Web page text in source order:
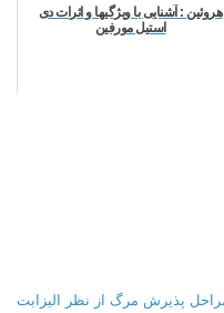
هروئین : آشنایی با ویژگیها و اثرات دی
استیل مورفین